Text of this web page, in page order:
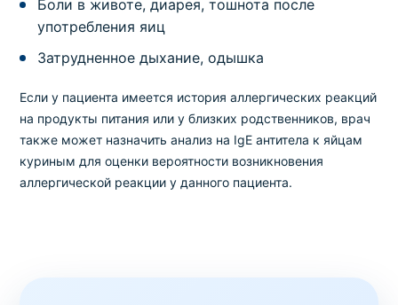
Боли в животе, диарея, тошнота после
употребления яиц
Затрудненное дыхание, одышка
Если у пациента имеется история аллергических реакций
на продукты питания или у близких родственников, врач
также может назначить анализ на IgE антитела к яйцам
куриным для оценки вероятности возникновения
аллергической реакции у данного пациента.